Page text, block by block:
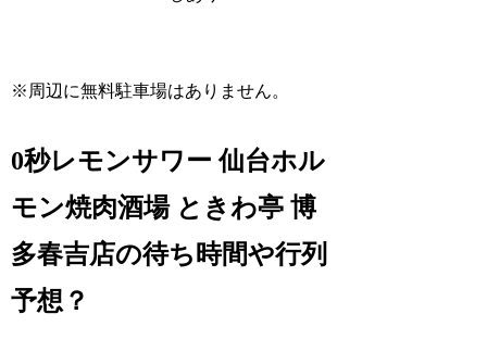
※周辺に無料駐車場はありません。
0秒レモンサワー 仙台ホル
モン焼肉酒場 ときわ亭 博
多春吉店の待ち時間や行列
予想？